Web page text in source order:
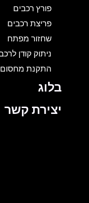
פורץ רכבים
פריצת רכבים
שחזור מפתח
ניתוק קודן לרכב
התקנת מחסום חניה
בלוג
יצירת קשר